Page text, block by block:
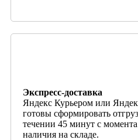
Экспресс-доставка
Яндекс Курьером или
готовы сформировать
течении 45 минут с
наличия на складе.